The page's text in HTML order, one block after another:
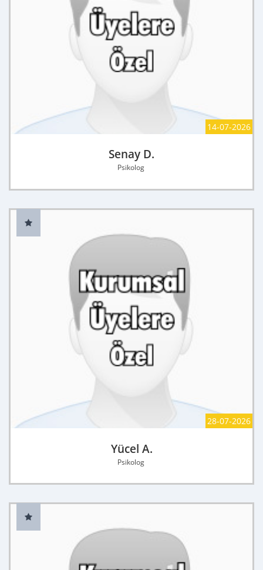
14-07-2026
Senay D.
Psikolog
28-07-2026
Yücel A.
Psikolog